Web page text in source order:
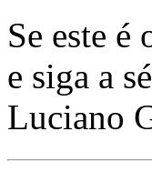
Se este
e siga a
Luciano